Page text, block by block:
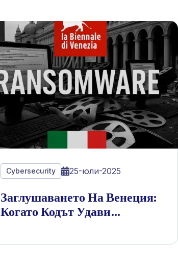
Cybersecurity 25-юли-2025
Заглушаването На Венеция:
Когато Кодът Удави